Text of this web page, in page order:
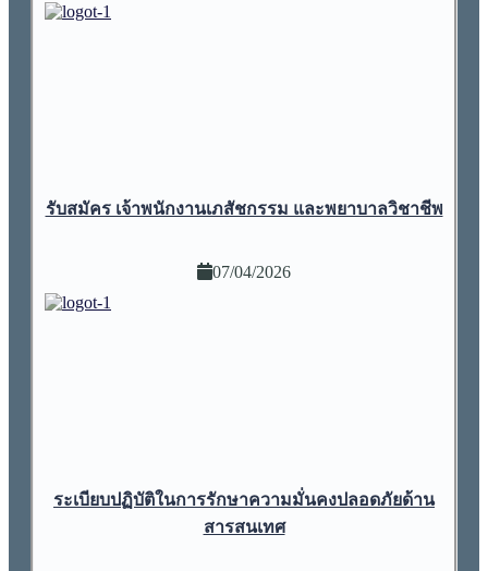
รับสมัคร เจ้าพนักงานเภสัชกรรม และพยาบาลวิชาชีพ
07/04/2026
ระเบียบปฏิบัติในการรักษาความมั่นคงปลอดภัยด้าน
สารสนเทศ